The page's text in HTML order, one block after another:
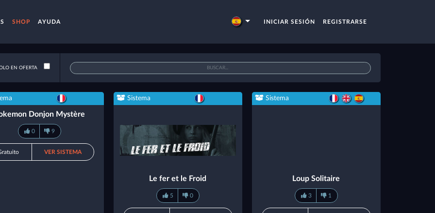
SHOP AYUDA INICIAR SESIÓN REGISTRARSE
EN OFERTA
Donjon Mystère
0 9
VER SISTEMA
Sistema
Le fer et le Froid
5 0
Sistema
Loup Solitaire
3 1